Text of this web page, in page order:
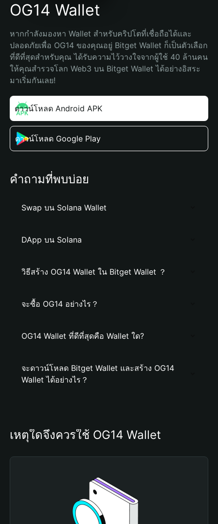
OG14 Wallet
หากกำลังมองหา Wallet สำหรับคริปโตที่เชื่อถือได้และ
ปลอดภัยเพื่อ OG14 ของคุณอยู่ Bitget Wallet ก็เป็นตัวเลือก
ที่ดีที่สุดสำหรับคุณ ได้รับความไว้วางใจจากผู้ใช้ 40 ล้านคน
ให้คุณสำรวจโลก Web3 บน Bitget Wallet ได้อย่างอิสระ
มาเริ่มกันเลย!
ดาวน์โหลด Android APK
ดาวน์โหลด Google Play
คำถามที่พบบ่อย
Swap บน Solana Wallet
DApp บน Solana
วิธีสร้าง OG14 Wallet ใน Bitget Wallet ？
จะซื้อ OG14 อย่างไร？
OG14 Wallet ที่ดีที่สุดคือ Wallet ใด?
จะดาวน์โหลด Bitget Wallet และสร้าง OG14
Wallet ได้อย่างไร？
เหตุใดจึงควรใช้ OG14 Wallet